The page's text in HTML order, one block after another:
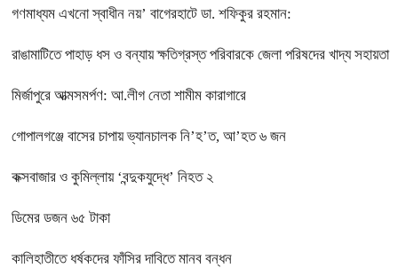
গণমাধ্যম এখনো স্বাধীন নয়’ বাগেরহাটে ডা. শফিকুর রহমান:
রাঙামাটিতে পাহাড় ধস ও বন্যায় ক্ষতিগ্রস্ত পরিবারকে জেলা পরিষদের খাদ্য সহায়তা
মির্জাপুরে আত্মসমর্পণ: আ.লীগ নেতা শামীম কারাগারে
গোপালগঞ্জে বাসের চাপায় ভ্যানচালক নি’হ’ত, আ’হত ৬ জন
কক্সবাজার ও কুমিল্লায় ‘বন্দুকযুদ্ধে’ নিহত ২
ডিমের ডজন ৬৫ টাকা
কালিহাতীতে ধর্ষকদের ফাঁসির দাবিতে মানব বন্ধন